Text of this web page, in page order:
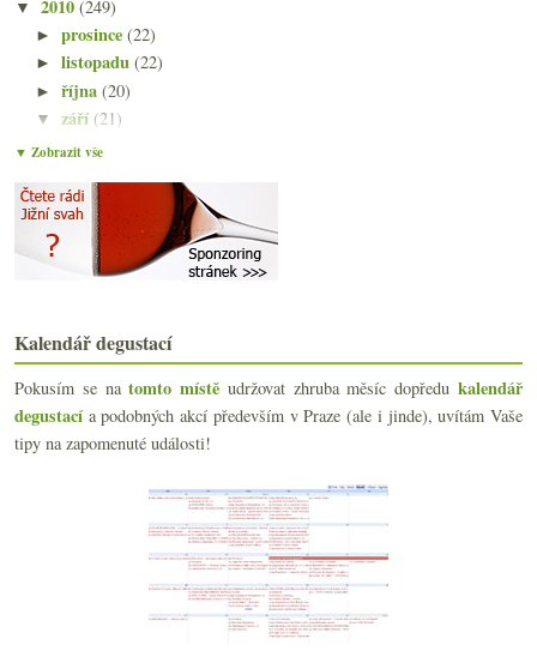
▼ 2010 (249)
►prosince(22)
►listopadu(22)
►října(20)
▼září (21)
Úvod do saké I. – Výroba krok za krokem
První poznámky a fotky z Japonska
Odlétám, zaplačte…
Začátek podzimu a dva fajn pinoty
Tajná vína, Na nože!, víno plné mezinárodního poro...
Narvaný víkend a víno ze stojanu jak u benzínky
Velké domény Burgundska přehledně
Opožděné sebeoslavné 3. výročí Jižního svahu
Den otevřeného skladu u Neubauerů
Dvě krabicovky a něco k pátečnímu burčáku
Dva červené pinoty, u kterých jsem si nebyl jist
Nalévání sektu, čištění zubů, WineMatch a Fénix
Dvě mladé červené krásky
Zahradní slavnost jiných vín
Výsledky ankety „Povolit alkohol za volantem?“
Sklípek, burčák, sázka a něco ze Slovenska
Vinná mapa supermarketů I. – Idea
▼ Zobrazit vše
Kalendář degustací
Pokusím se natomto místě udržovat zhruba měsíc dopředukalendář
degustacía podobných akcí především v Praze (ale i jinde), uvítám Vaše
tipy na zapomenuté události!